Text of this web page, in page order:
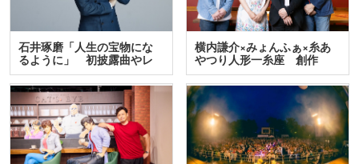
石井琢磨「人生の宝物にな
るように」 初披露曲やレ
ア…
横内謙介×みょんふぁ×糸あ
やつり人形一糸座 創作
人…